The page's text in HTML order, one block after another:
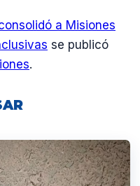
a Misiones
se publicó
.